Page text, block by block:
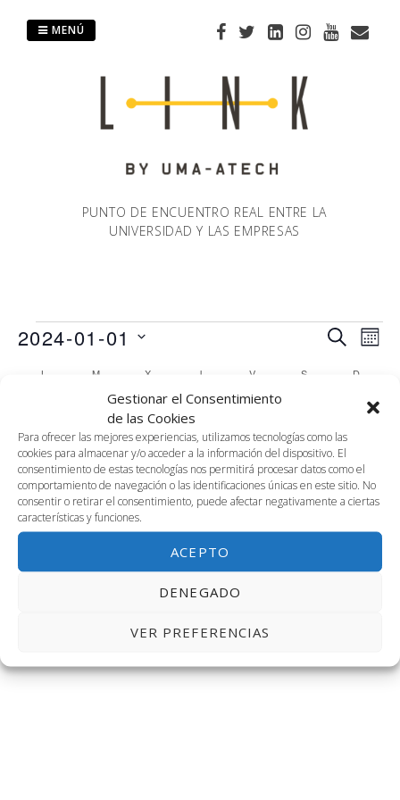
Gestionar el Consentimiento
de las Cookies
Para ofrecer las mejores experiencias, utilizamos tecnologías como las
cookies para almacenar y/o acceder a la información del dispositivo. El
consentimiento de estas tecnologías nos permitirá procesar datos como el
comportamiento de navegación o las identificaciones únicas en este sitio. No
consentir o retirar el consentimiento, puede afectar negativamente a ciertas
características y funciones.
ACEPTO
DENEGADO
VER PREFERENCIAS
PUNTO DE ENCUENTRO REAL ENTRE LA
UNIVERSIDAD Y LAS EMPRESAS
MENÚ
Eventos
de
y
vistas
BUSCAR
MES
2024-01-01
Calendario
de
Eventos
L MMARTES X MIÉRCOLESJ VVIERNES S D
eventos
0
eventos
3
0
eventos
4
0
5
0
eventos
8
1
evento
9
1
evento
10
0
eventos
11
1
evento
12
0
eventos
13
0
0
eventos
15
4
eventos
16
1
evento
17
3
eventos
18
0
eventos
19
0
eventos
20
0
21
1
evento
22
2
eventos
23
4
eventos
24
3
25
4
26
0
27
0
28
1
29
0
30
2
eventos
31
0
eventos
1
1
2
0
3
0
4
Este mes